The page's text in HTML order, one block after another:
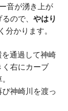
音が湧き上が
ので、 やはり
かります。
通過して神崎
右にカーブ
神崎川を渡っ